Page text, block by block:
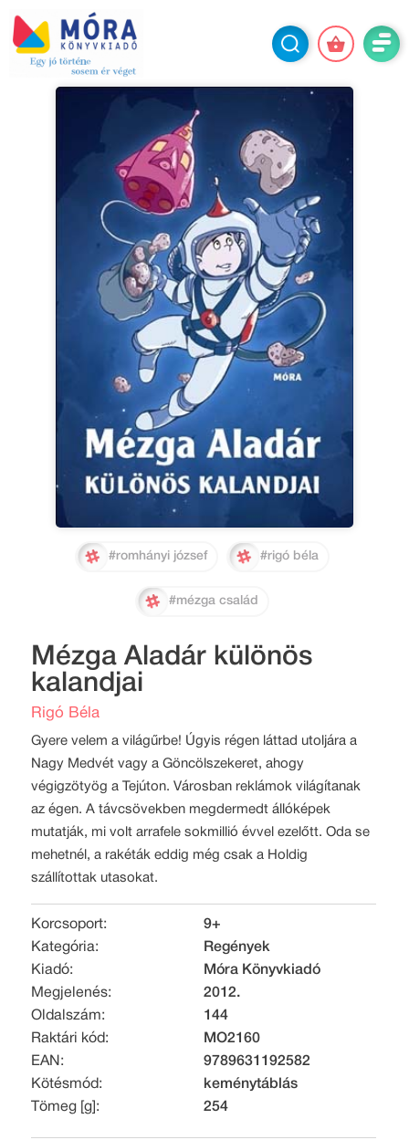
#romhányi józsef #rigó béla
#mézga család
Mézga Aladár különös
kalandjai
Rigó Béla
Gyere velem a világűrbe! Úgyis régen láttad utoljára a
Nagy Medvét vagy a Göncölszekeret, ahogy
végigzötyög a Tejúton. Városban reklámok világítanak
az égen. A távcsövekben megdermedt állóképek
mutatják, mi volt arrafele sokmillió évvel ezelőtt. Oda se
mehetnél, a rakéták eddig még csak a Holdig
szállítottak utasokat.
Korcsoport:
9+
Kategória:
Regények
Kiadó:
Móra Könyvkiadó
Megjelenés:
2012.
Oldalszám:
144
Raktári kód:
MO2160
EAN:
9789631192582
Kötésmód:
keménytáblás
Tömeg [g]:
254